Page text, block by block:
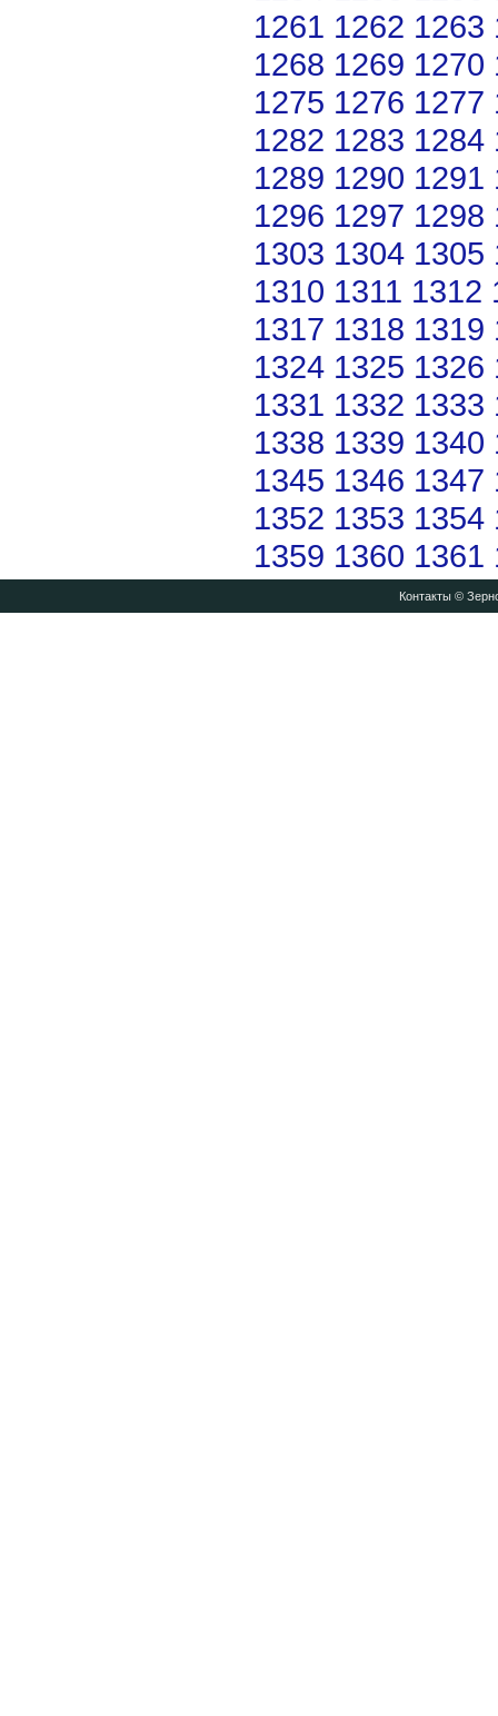
1261 1262 1263
1268 1269 1270
1275 1276 1277
1282 1283 1284
1289 1290 1291
1296 1297 1298
1303 1304 1305
1310 1311 1312
1317 1318 1319
1324 1325 1326
1331 1332 1333
1338 1339 1340
1345 1346 1347
1352 1353 1354
1359 1360 1361
Контакты©